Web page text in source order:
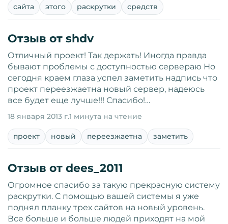
сайта этого раскрутки средств
Отзыв от shdv
Отличный проект! Так держать! Иногда правда
бывают проблемы с доступностью сервераю Но
сегодня краем глаза успел заметить надпись что
проект переезжаетна новый сервер, надеюсь
все будет еще лучше!!! Спасибо!…
18 января 2013 г.1 минута на чтение
проект новый переезжаетна заметить
Отзыв от dees_2011
Огромное спасибо за такую прекрасную систему
раскрутки. С помощью вашей системы я уже
поднял планку трех сайтов на новый уровень.
Все больше и больше людей приходят на мой